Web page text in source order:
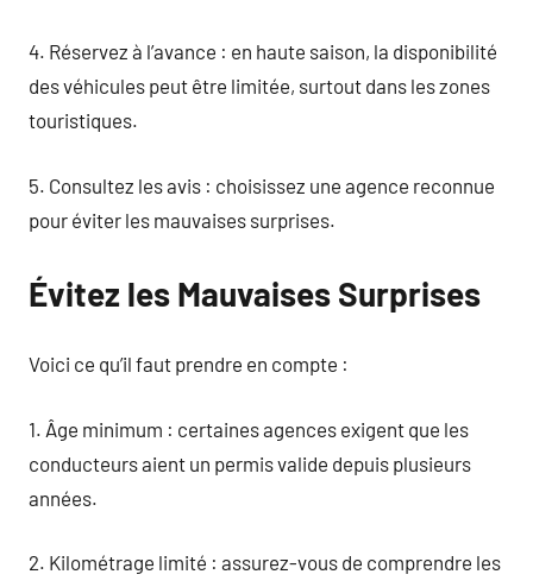
4. Réservez à l’avance : en haute saison, la disponibilité
des véhicules peut être limitée, surtout dans les zones
touristiques.
5. Consultez les avis : choisissez une agence reconnue
pour éviter les mauvaises surprises.
Évitez les Mauvaises Surprises
Voici ce qu’il faut prendre en compte :
1. Âge minimum : certaines agences exigent que les
conducteurs aient un permis valide depuis plusieurs
années.
2. Kilométrage limité : assurez-vous de comprendre les